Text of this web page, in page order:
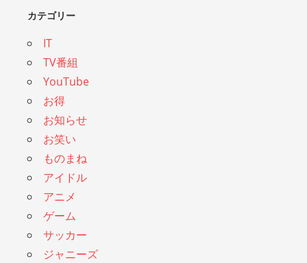
カテゴリー
IT
TV番組
YouTube
お得
お知らせ
お笑い
ものまね
アイドル
アニメ
ゲーム
サッカー
ジャニーズ